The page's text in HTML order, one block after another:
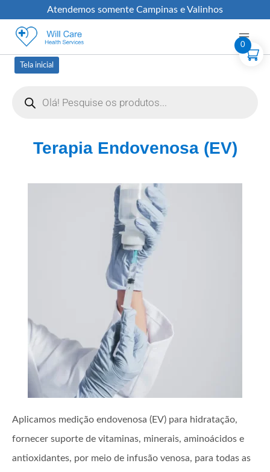
Atendemos somente Campinas e Valinhos
Tela inicial
Terapia Endovenosa (EV)
Aplicamos medição endovenosa (EV) para hidratação,
fornecer suporte de vitaminas, minerais, aminoácidos e
antioxidantes, por meio de infusão venosa, para todas as
0